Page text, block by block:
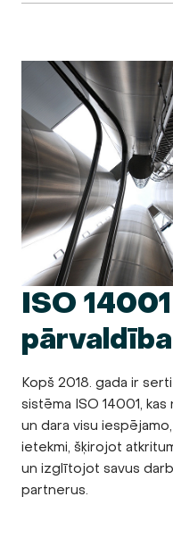
ISO
Kopš 2018. gada ir
sistēma ISO 14001,
un dara visu
ietekmi, šķirojot
un izglītojot savus
partnerus.